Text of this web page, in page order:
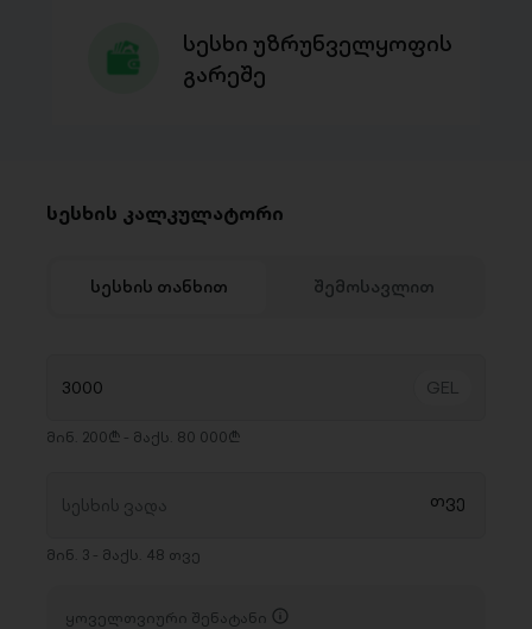
სესხი უზრუნველყოფის
გარეშე
სესხის კალკულატორი
სესხის თანხით შემოსავლით
მინ. 200₾ - მაქს. 80 000₾
მინ. 3 - მაქს. 48 თვე
ყოველთვიური შენატანი